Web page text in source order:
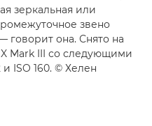
зеркальная или
звено
она. Снято на
Mark III со следующими
ISO 160. © Хелен